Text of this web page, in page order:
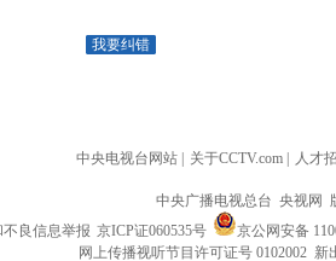
我要纠错
中央电视台网站 关于CCTV.com 人才
中央广播电视总台 央视网
良信息举报 京ICP证060535号 京公网安备
网上传播视听节目许可证号 0102002 新